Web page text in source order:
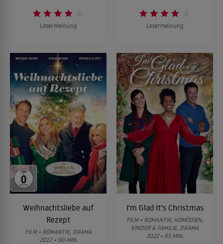
Lesermeinung Lesermeinung
Weihnachtsliebe auf
Rezept
FILM • ROMANTIK, DRAMA
2017 • 90 MIN.
I'm Glad It's Christmas
FILM • ROMANTIK, KOMÖDIEN,
KINDER & FAMILIE, DRAMA
2022 • 85 MIN.